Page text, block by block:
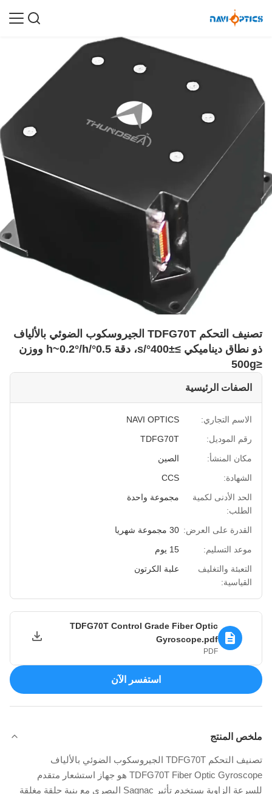
تصنيف التحكم TDFG70T الجيروسكوب الضوئي بالألياف
ذو نطاق ديناميكي ≥±400°/s، دقة 0.5°/h~0.2°/h ووزن
≤500g
الصفات الرئيسية
الاسم التجاري:
NAVI OPTICS
رقم الموديل:
TDFG70T
مكان المنشأ:
الصين
الشهادة:
CCS
الحد الأدنى لكمية
الطلب:
مجموعة واحدة
القدرة على العرض: 30 مجموعة شهريا
موعد التسليم:
15 يوم
التعبئة والتغليف
القياسية:
علبة الكرتون
TDFG70T Control Grade Fiber Optic
Gyroscope.pdf
PDF
استفسر الآن
ملخص المنتج
تصنيف التحكم TDFG70T الجيروسكوب الضوئي بالألياف
TDFG70T Fiber Optic Gyroscope هو جهاز استشعار متقدم
للسرعة الزاوية يستخدم تأثير Sagnac البصري مع بنية حلقة مغلقة